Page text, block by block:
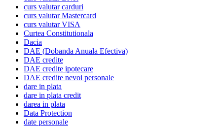
curs valutar carduri
curs valutar Mastercard
curs valutar VISA
Curtea Constitutionala
Dacia
DAE (Dobanda Anuala Efectiva)
DAE credite
DAE credite ipotecare
DAE credite nevoi personale
dare in plata
dare in plata credit
darea in plata
Data Protection
date personale